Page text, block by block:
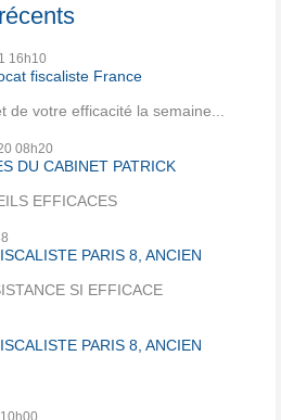
16h10
fiscaliste France
de votre efficacité la semaine...
08h20
DU CABINET PATRICK
EFFICACES
PARIS 8, ANCIEN
SI EFFICACE
PARIS 8, ANCIEN
10h00